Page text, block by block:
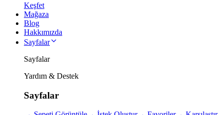
Keşfet
Mağaza
Blog
Hakkımızda
Sayfalar
Sayfalar
Yardım & Destek
Sayfalar